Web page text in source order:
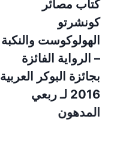
كتاب مصائر
كونشرتو
الهولوكوست والنكبة
– الرواية الفائزة
بجائزة البوكر العربية
2016 لـ ربعي
المدهون